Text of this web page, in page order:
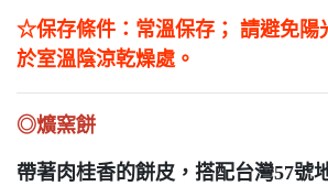
☆保存條件：常溫保存； 請避免陽
於室溫陰涼乾燥處。
◎爌窯餅
帶著肉桂香的餅皮，搭配台灣57號